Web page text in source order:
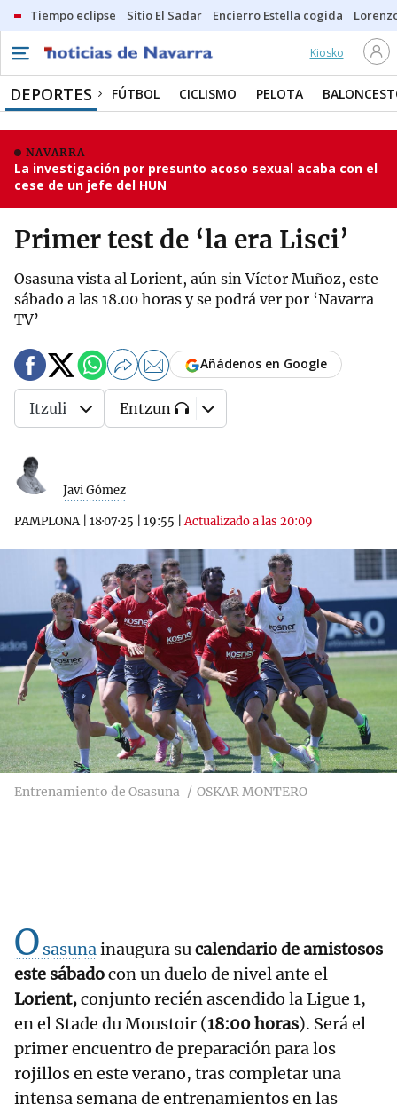
Tiempo eclipse Sitio El Sadar Encierro Estella cogida
Kiosko
DEPORTES FÚTBOL CICLISMO PELOTA
NAVARRA
La investigación por presunto acoso sexual acaba con el
cese de un jefe del HUN
Primer test de ‘la era Lisci’
Osasuna vista al Lorient, aún sin Víctor Muñoz, este
sábado a las 18.00 horas y se podrá ver por ‘Navarra
TV’
Javi Gómez
PAMPLONA| 18·07·25 19:55 |Actualizado a las 20:09
Añádenos en Google
Itzuli Entzun
Entrenamiento de Osasuna OSKAR MONTERO
O sasunainaugura sucalendario de amistosos
este sábadocon un duelo de nivel ante el
Lorient,conjunto recién ascendido la Ligue 1,
en el Stade du Moustoir (18:00 horas). Será el
primer encuentro de preparación para los
rojillos en este verano, tras completar una
intensa semana de entrenamientos en las